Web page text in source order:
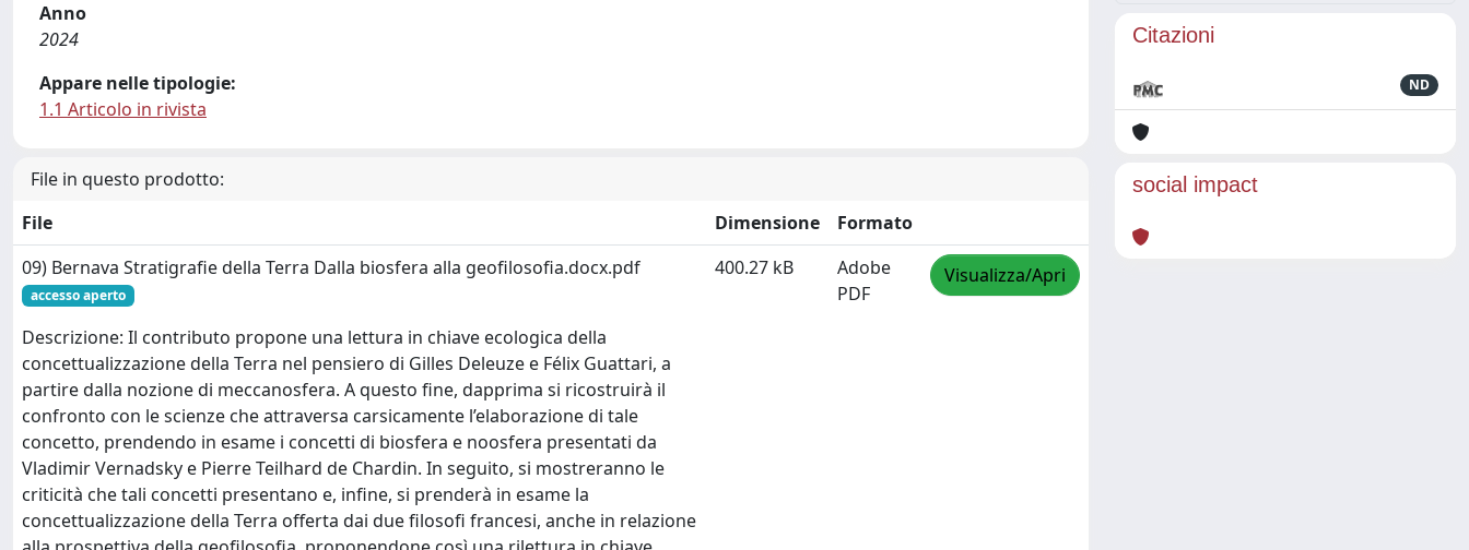
Anno
2024
Appare nelle tipologie:
1.1 Articolo in rivista
File in questo prodotto:
File
Dimensione
Formato
09) Bernava Stratigrafie della Terra Dalla biosfera alla geofilosofia.docx.pdf
accesso aperto
Descrizione: Il contributo propone una lettura in chiave ecologica della
concettualizzazione della Terra nel pensiero di Gilles Deleuze e Félix Guattari, a
partire dalla nozione di meccanosfera. A questo fine, dapprima si ricostruirà il
confronto con le scienze che attraversa carsicamente l’elaborazione di tale
concetto, prendendo in esame i concetti di biosfera e noosfera presentati da
Vladimir Vernadsky e Pierre Teilhard de Chardin. In seguito, si mostreranno le
criticità che tali concetti presentano e, infine, si prenderà in esame la
concettualizzazione della Terra offerta dai due filosofi francesi, anche in relazione
400.27 kB
Adobe
PDF
Visualizza/Apri
Citazioni
ND
social impact